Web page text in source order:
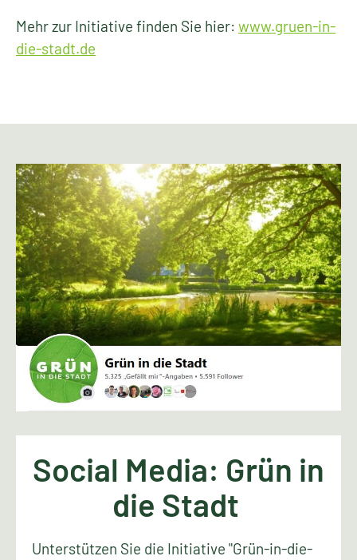
Mehr zur Initiative finden Sie hier: www.gruen-in-
die-stadt.de
Social Media: Grün in
die Stadt
Unterstützen Sie die Initiative "Grün-in-die-